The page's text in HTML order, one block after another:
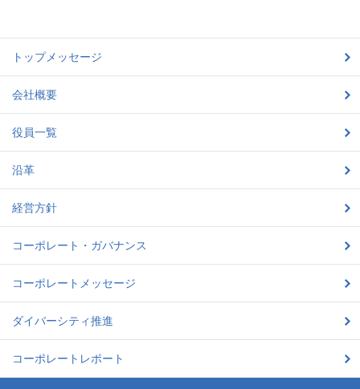
トップメッセージ
会社概要
役員一覧
沿革
経営方針
コーポレート・ガバナンス
コーポレートメッセージ
ダイバーシティ推進
コーポレートレポート